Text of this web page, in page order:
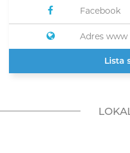
Facebook
Adres www
Lista